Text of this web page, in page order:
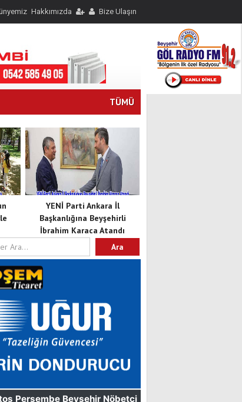
Hakkımızda Bize Ulaşın
TÜMÜ
YENİ Parti Ankara İl
Başkanlığına Beyşehirli
İbrahim Karaca Atandı